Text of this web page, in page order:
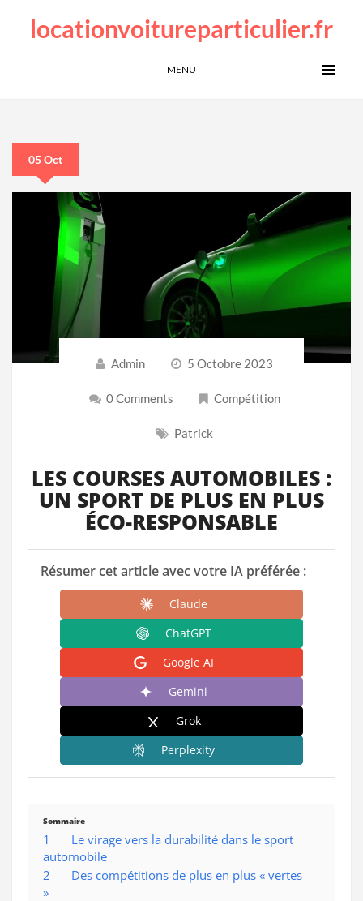
locationvoitureparticulier.fr
MENU
05 Oct
Admin 5 Octobre 2023
0 Comments Compétition
Patrick
LES COURSES AUTOMOBILES :
UN SPORT DE PLUS EN PLUS
ÉCO-RESPONSABLE
Résumer cet article avec votre IA préférée :
Claude
ChatGPT
Google AI
Gemini
Grok
Perplexity
Sommaire
1
Le virage vers la durabilité dans le sport
automobile
2
Des compétitions de plus en plus « vertes
»